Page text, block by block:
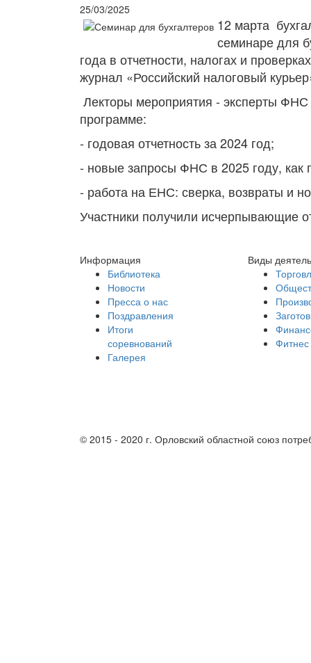
25/03/2025
12 марта
семинаре для
года в отчетности, налогах и
журнал «Российский налоговый
Лекторы мероприятия - эксперты
программе:
- годовая отчетность за 2024 год;
- новые запросы ФНС в 2025 году, как
- работа на ЕНС: сверка, возвраты и
Участники получили исчерпывающие
Информация
Библиотека
Новости
Пресса о нас
Поздравления
Итоги
соревнований
Галерея
Виды
© 2015 - 2020 г. Орловский областной союз